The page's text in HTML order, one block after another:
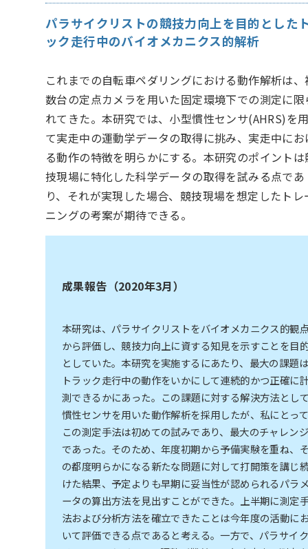
パラサイクリストの競技力向上を目的とした
ック走行中のバイオメカニクス的解析
これまでの自転車ペダリングにおける動作解析は、
数台の定点カメラを用いた固定環境下での測定に限
れてきた。本研究では、小型慣性センサ(AHRS)を
て実走中の運動学データの取得に挑み、実走中にお
る動作の特徴を明らかにする。本研究のポイントは
技現場に特化した科学データの取得を試みる点であ
り、それが実現した場合、競技現場を想定したトレ
ニングの考案が期待できる。
成果報告（2020年3月）
本研究は、パラサイクリストをバイオメカニクス的観
から評価し、競技力向上に資する知見を示すことを目
としていた。本研究を実施するにあたり、最大の課題は
トラック走行中の動作をいかにして連続的かつ正確に
測できるかにあった。この課題に対する解決方法とし
慣性センサを用いた動作解析を採用したが、私にとって
この測定手法は初めての試みであり、最大のチャレンジ
であった。そのため、年度初期から予備実験を重ね、
の都度明らかになる新たな問題に対して打開策を講じ
けた結果、予定よりも早期に妥当性が認められるパラ
ータの算出方法を見出すことができた。上半期に測定
法および分析方法を確立できたことは今年度の活動に
いて評価できる点であると考える。一方で、パラサイク